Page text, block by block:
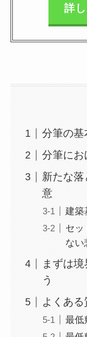
詳
分筆の基
分筆にお
新たな
意
建築
セッ
ない
まずは
う
よくある
最低